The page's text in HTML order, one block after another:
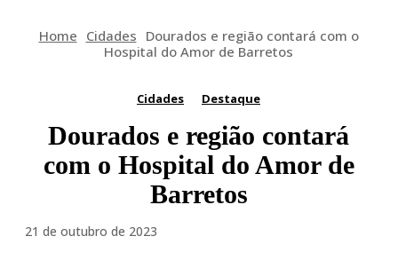
Home Cidades Dourados e região contará com o
Hospital do Amor de Barretos
Cidades Destaque
Dourados e região contará
com o Hospital do Amor de
Barretos
21 de outubro de 2023